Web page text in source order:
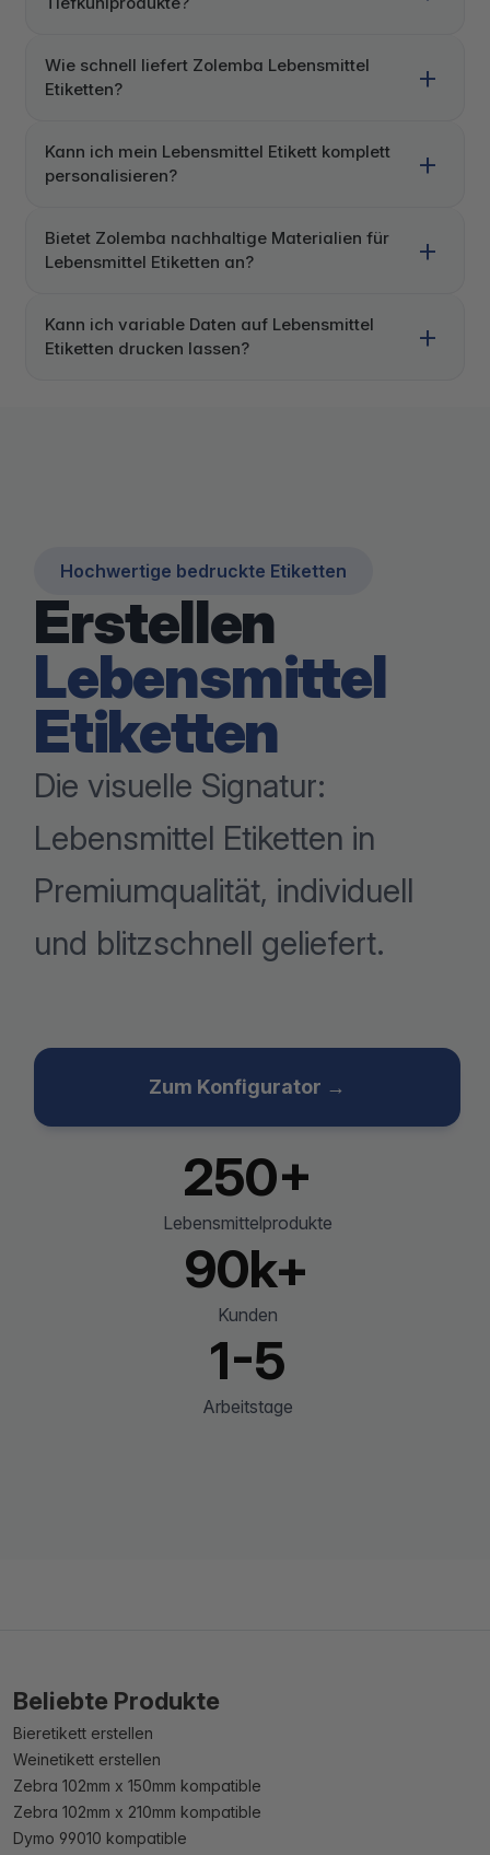
Wie schnell liefert Zolemba Lebensmittel
Etiketten?
Kann ich mein Lebensmittel Etikett komplett
personalisieren?
Bietet Zolemba nachhaltige Materialien für
Lebensmittel Etiketten an?
Kann ich variable Daten auf Lebensmittel
Etiketten drucken lassen?
Hochwertige bedruckte Etiketten
Erstellen
Lebensmittel
Etiketten
Die visuelle Signatur:
Lebensmittel Etiketten in
Premiumqualität, individuell
und blitzschnell geliefert.
Zum Konfigurator →
250+
Lebensmittelprodukte
90k+
Kunden
1-5
Arbeitstage
Beliebte Produkte
Bieretikett erstellen
Weinetikett erstellen
Zebra 102mm x 150mm kompatible
Zebra 102mm x 210mm kompatible
Dymo 99010 kompatible